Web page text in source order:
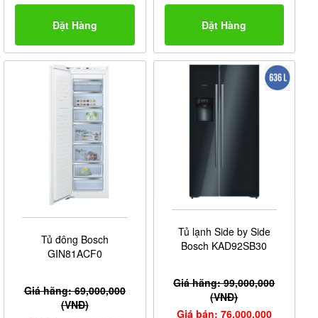
chống oxy hóa cao đảm bảo duy trì được tuổi thọ sử
dụng của sản phẩm.
3. Dung tích
Dòng tủ lạnh thương hiệu Bosch với sự đa dạng về
dung tích giúp người dùng có thể lựa chọn tùy theo nhu
cầu của mình. Từ những loại có dung tích nhỏ khoảng
200l đến tủ lạnh có dung tích lớn 600l. Vì vậy tùy theo
không gian và nhu cầu sử dụng của gia đình bạn hoàn
toàn có thể lựa chọn sản phẩm phù hợp và ưng ý nhất.
Đặt Hàng Đặt Hàng
Tủ đông Bosch
GIN81ACF0
Giá hãng: 69,000,000
(VNĐ)
Tủ lạnh Side by Side
Bosch KAD92SB30
Giá hãng: 99,000,000
(VNĐ)
Giá bán: 76,000,000